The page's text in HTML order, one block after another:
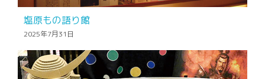
塩原もの語り館
2025年7月31日